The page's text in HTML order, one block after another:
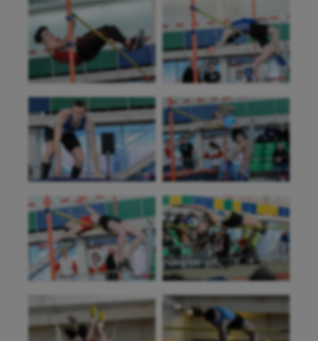
Sport-santé
Tir
Tir à l'arc
Triathlon
Ultimate frisbee
UNSS
Voile
Wakeboard
Water-polo